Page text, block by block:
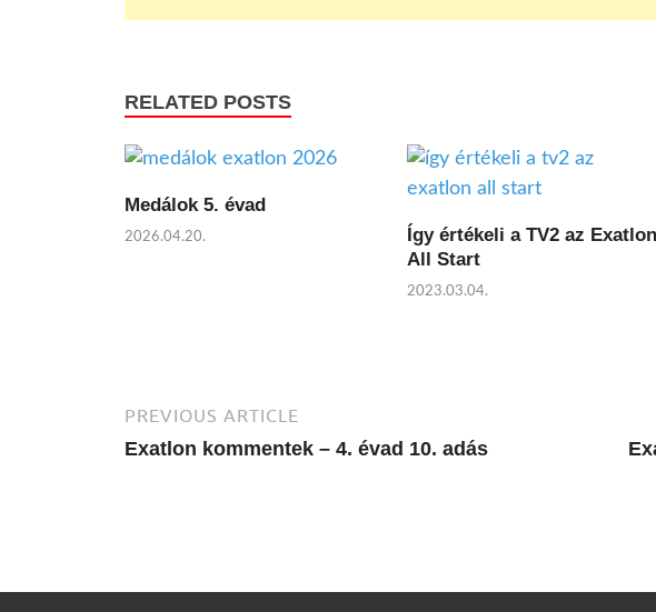
RELATED POSTS
Medálok 5. évad
2026.04.20.
Így értékeli a TV2 az Exatlon
All Start
2023.03.04.
PREVIOUS ARTICLE
Exatlon kommentek – 4. évad 10. adás